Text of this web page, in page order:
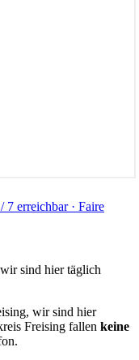
7 erreichbar · Faire
sind hier täglich
wir sind hier
Freising fallen keine